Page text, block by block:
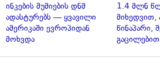
ინკების მუმიების დნმ
ადასტურებს — ყვავილი
ამერიკაში ევროპიდან
მოხვდა
1.4 მლნ
მიხედვით,
წინაპარი,